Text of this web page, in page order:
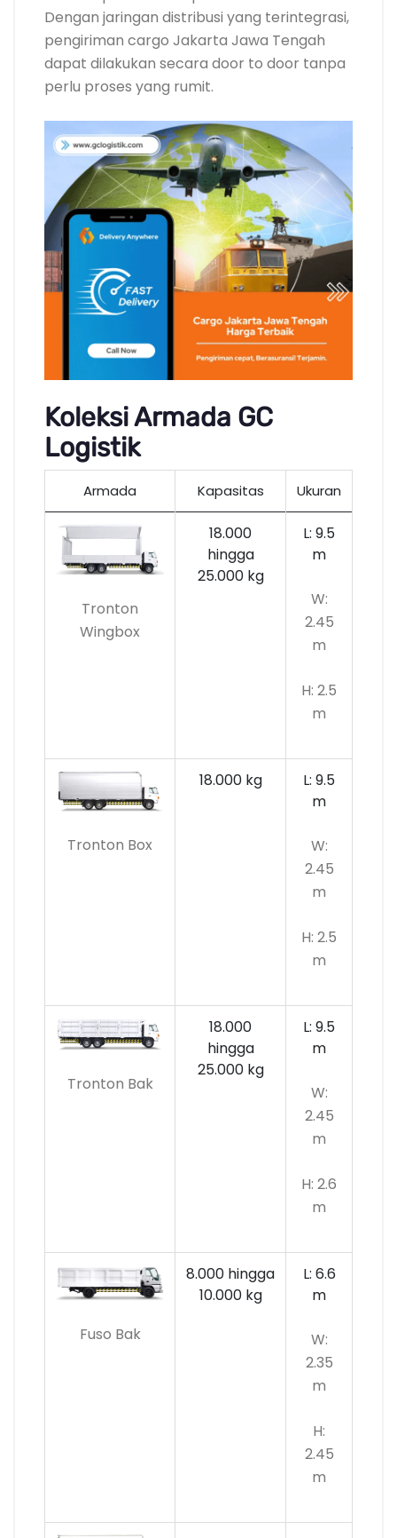
Dengan jaringan distribusi yang terintegrasi,
pengiriman cargo Jakarta Jawa Tengah
dapat dilakukan secara door to door tanpa
perlu proses yang rumit.
Koleksi Armada GC
Logistik
Armada Kapasitas Ukuran
Tronton
Wingbox
18.000
hingga
25.000 kg
L: 9.5
m
W:
2.45
m
H: 2.5
m
Tronton Box
18.000 kg
L: 9.5
m
W:
2.45
m
H: 2.5
m
Tronton Bak
18.000
hingga
25.000 kg
L: 9.5
m
W:
2.45
m
H: 2.6
m
Fuso Bak
8.000 hingga
10.000kg
L: 6.6
m
W:
2.35
m
H:
2.45
m